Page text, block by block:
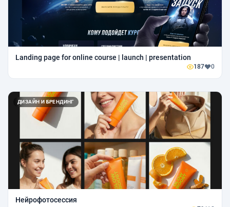
Landing page for online course | launch | presentation
187 0
ДИЗАЙН И БРЕНДИНГ
Нейрофотосессия